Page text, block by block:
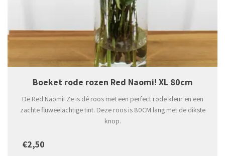
Boeket rode rozen Red Naomi! XL 80cm
De Red Naomi! Ze is dé roos met een perfect rode kleur en een
zachte fluweelachtige tint. Deze roos is 80CM lang met de dikste
knop.
€2,50